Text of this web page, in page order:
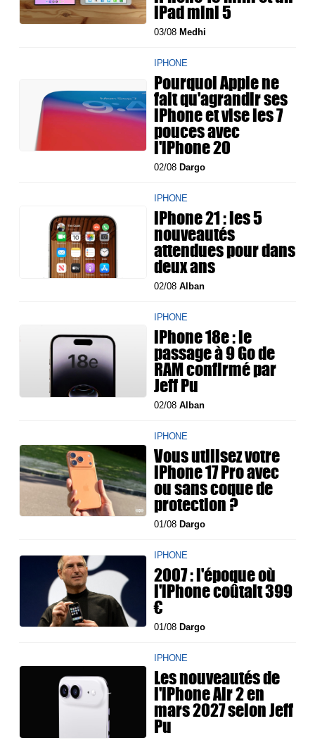
iPad mini 5
03/08 Medhi
IPHONE
Pourquoi Apple ne
fait qu'agrandir ses
iPhone et vise les 7
pouces avec
l'iPhone 20
02/08 Dargo
IPHONE
iPhone 21 : les 5
nouveautés
attendues pour dans
deux ans
02/08Alban
IPHONE
iPhone 18e : le
passage à 9 Go de
RAM confirmé par
Jeff Pu
02/08Alban
IPHONE
Vous utilisez votre
iPhone 17 Pro avec
ou sans coque de
protection ?
01/08 Dargo
IPHONE
2007 : l'époque où
l'iPhone coûtait 399
€
01/08 Dargo
IPHONE
Les nouveautés de
l'iPhone Air 2 en
mars 2027 selon Jeff
Pu